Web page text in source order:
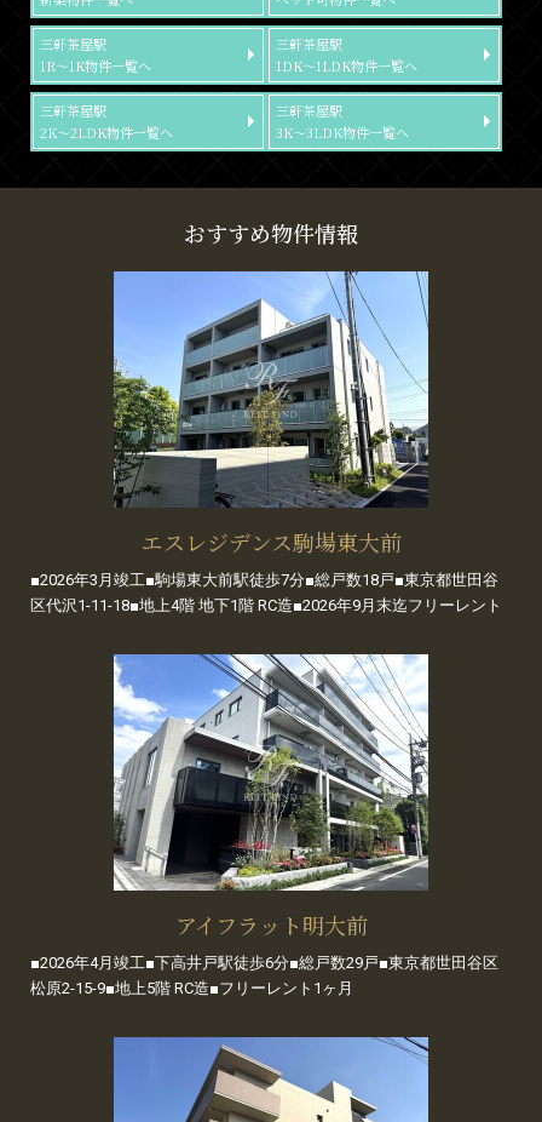
三軒茶屋駅
1R～1K物件一覧へ
三軒茶屋駅
1DK～1LDK物件一覧へ
三軒茶屋駅
2K～2LDK物件一覧へ
三軒茶屋駅
3K～3LDK物件一覧へ
おすすめ物件情報
エスレジデンス駒場東大前
■2026年3月竣工■駒場東大前駅徒歩7分■総戸数18戸■東京都世田谷
区代沢1-11-18■地上4階 地下1階 RC造■2026年9月末迄フリーレント
アイフラット明大前
■2026年4月竣工■下高井戸駅徒歩6分■総戸数29戸■東京都世田谷区
松原2-15-9■地上5階 RC造■フリーレント1ヶ月